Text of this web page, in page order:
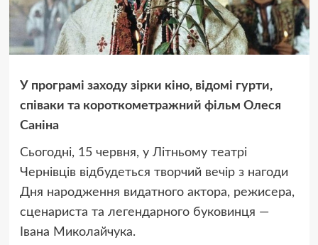
У програмі заходу зірки кіно, відомі гурти,
співаки та короткометражний фільм Олеся
Саніна
Сьогодні, 15 червня, у Літньому театрі
Чернівців відбудеться творчий вечір з нагоди
Дня народження видатного актора, режисера,
сценариста та легендарного буковинця —
Івана Миколайчука.